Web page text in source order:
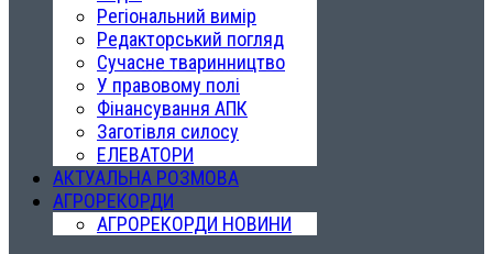
Регіональний вимір
Редакторський погляд
Сучасне тваринництво
У правовому полі
Фінансування АПК
Заготівля силосу
ЕЛЕВАТОРИ
АКТУАЛЬНА РОЗМОВА
АГРОРЕКОРДИ
АГРОРЕКОРДИ НОВИНИ